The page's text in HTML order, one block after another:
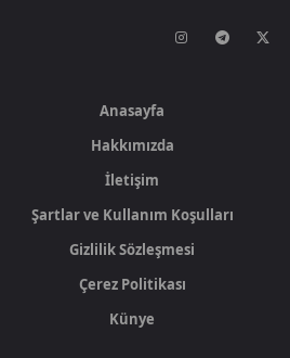
Anasayfa
Hakkımızda
İletişim
Şartlar ve Kullanım Koşulları
Gizlilik Sözleşmesi
Çerez Politikası
Künye